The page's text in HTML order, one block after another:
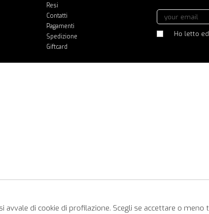
Resi
Contatti
Pagamenti
Spedizione
Giftcard
Ho letto
di cookie di profilazione. Scegli se accettare o meno